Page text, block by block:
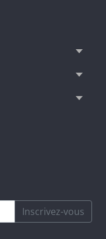
Inscrivez-vous